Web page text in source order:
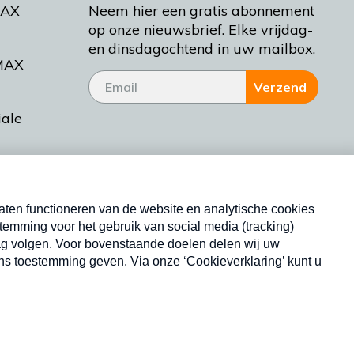
Bakt
Neem hier een gratis abonnement
op onze nieuwsbrief. Elke vrijdag-
en dinsdagochtend in uw mailbox.
Verzend
Nieuwsbrief
Neem hier een gratis abonnement op onze